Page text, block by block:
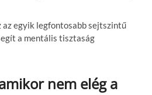
az egyik legfontosabb sejtszintű
a mentális tisztaság
nem elég a